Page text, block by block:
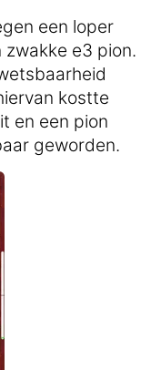
een loper
e3 pion.
kostte
en een pion
geworden.